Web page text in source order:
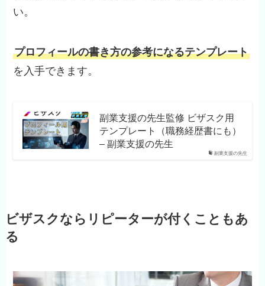
い。
プロフィールの書き方の参考になるテンプレート
を入手できます。
副業支援の先生
副業支援の先生監修 ビザスク用
テンプレート（職務経歴書にも）
– 副業支援の先生
ビザスクならリピーターが付くこともあ
る